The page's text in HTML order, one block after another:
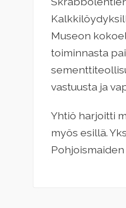
Museon
toiminnasta
vastuusta ja
Yhtiö harjoitti
myös esillä.